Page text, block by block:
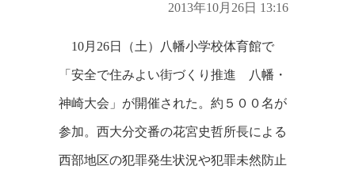
2013年10月26日 13:16
10月26日（土）八幡小学校体育館で
「安全で住みよい街づくり推進 八幡・
神崎大会」が開催された。約５００名が
参加。西大分交番の花宮史哲所長による
西部地区の犯罪発生状況や犯罪未然防止